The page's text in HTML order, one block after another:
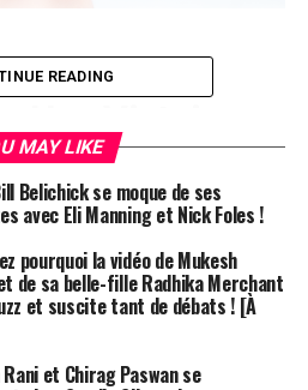
67
passer sa seconde chance
Contender. Lors de
(13-1) a mis fin au combat
(13-3) grâce à une série de
l’arrêt du combat à 4:14 du
de poids lourds légers était
READING
MAY LIKE
Belichick se moque de ses
avec Eli Manning et Nick Foles !
pourquoi la vidéo de Mukesh
de sa belle-fille Radhika Merchant
et suscite tant de débats ! [À
et Chirag Paswan se